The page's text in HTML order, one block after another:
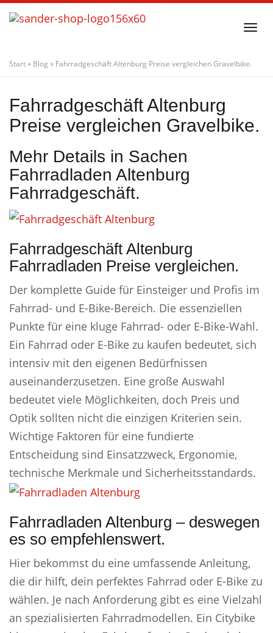
Skip
to
content
Start» Blog » Fahrradgeschäft Altenburg Preise vergleichen Gravelbike.
Fahrradgeschäft Altenburg
Preise vergleichen Gravelbike.
Mehr Details in Sachen
Fahrradladen Altenburg
Fahrradgeschäft.
Fahrradgeschäft Altenburg
Fahrradladen Preise vergleichen.
Der komplette Guide für Einsteiger und Profis im
Fahrrad- und E-Bike-Bereich. Die essenziellen
Punkte für eine kluge Fahrrad- oder E-Bike-Wahl.
Ein Fahrrad oder E-Bike zu kaufen bedeutet, sich
intensiv mit den eigenen Bedürfnissen
auseinanderzusetzen. Eine große Auswahl
bedeutet viele Möglichkeiten, doch Preis und
Optik sollten nicht die einzigen Kriterien sein.
Wichtige Faktoren für eine fundierte
Entscheidung sind Einsatzzweck, Ergonomie,
technische Merkmale und Sicherheitsstandards.
Fahrradladen Altenburg – deswegen
es so empfehlenswert.
Hier bekommst du eine umfassende Anleitung,
die dir hilft, dein perfektes Fahrrad oder E-Bike zu
wählen. Je nach Anforderung gibt es eine Vielzahl
an spezialisierten Fahrradmodellen. Ein Citybike